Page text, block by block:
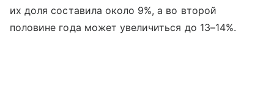
их доля составила около 9%, а во второй
половине года может увеличиться до 13–14%.